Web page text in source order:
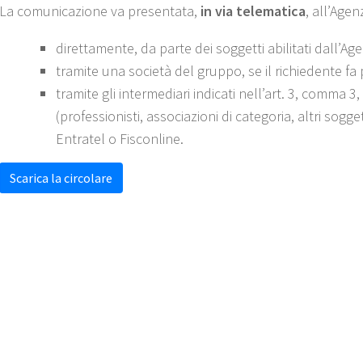
La comunicazione va presentata, in via telematica,
direttamente, da parte dei soggetti abilitati
tramite una società del gruppo, se il richiedente
tramite gli intermediari indicati nell’art. 3, comma
(professionisti, associazioni di categoria, altri
Entratel o Fisconline.
Scarica la circolare